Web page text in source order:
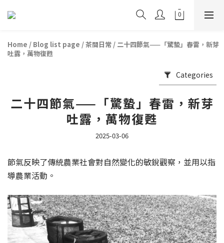
Home / Blog list page /茶間日常 / 二十四節氣——「驚蟄」春雷，新芽
吐露，萬物復甦
Categories
二十四節氣——「驚蟄」春雷，新芽
吐露，萬物復甦
2025-03-06
節氣反映了傳統農業社會對自然變化的敏銳觀察，並用以指
導農業活動。